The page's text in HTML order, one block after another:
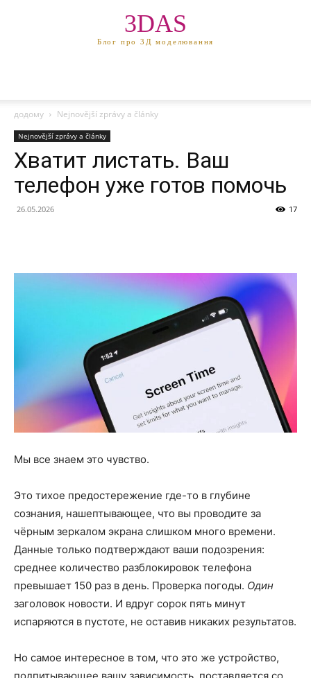
3DAS
Блог про 3Д моделювання
додому Nejnovější zprávy a články
Nejnovější zprávy a články
Хватит листать. Ваш
телефон уже готов помочь
26.05.2026 17
Мы все знаем это чувство.
Это тихое предостережение где-то в глубине
сознания, нашептывающее, что вы проводите за
чёрным зеркалом экрана слишком много времени.
Данные только подтверждают ваши подозрения:
среднее количество разблокировок телефона
превышает 150 раз в день. Проверка погоды. Один
заголовок новости. И вдруг сорок пять минут
испаряются в пустоте, не оставив никаких результатов.
Но самое интересное в том, что это же устройство,